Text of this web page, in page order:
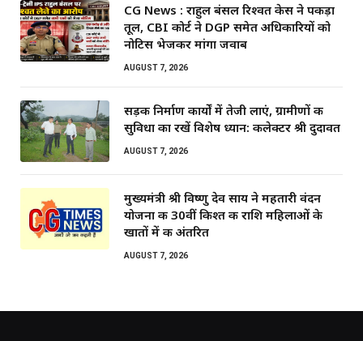
CG News : राहुल बंसल रिश्वत केस ने पकड़ा
तूल, CBI कोर्ट ने DGP समेत अधिकारियों को
नोटिस भेजकर मांगा जवाब
AUGUST 7, 2026
सड़क निर्माण कार्यों में तेजी लाएं, ग्रामीणों की
सुविधा का रखें विशेष ध्यान: कलेक्टर श्री दुदावत
AUGUST 7, 2026
मुख्यमंत्री श्री विष्णु देव साय ने महतारी वंदन
योजना की 30वीं किश्त की राशि महिलाओं के
खातों में की अंतरित
AUGUST 7, 2026